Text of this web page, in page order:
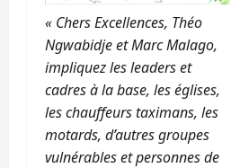
« Chers Excellences, Théo
Ngwabidje et Marc Malago,
impliquez les leaders et
cadres à la base, les églises,
les chauffeurs taximans, les
motards, d’autres groupes
vulnérables et personnes de